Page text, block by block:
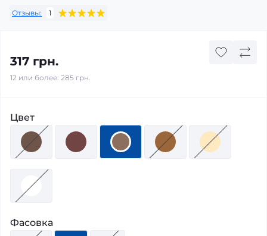
Отзывы: 1
317 грн.
12 или более: 285 грн.
Цвет
Фасовка